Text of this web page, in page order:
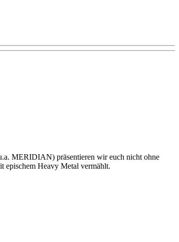
MERIDIAN) präsentieren wir euch nicht ohne
epischem Heavy Metal vermählt.